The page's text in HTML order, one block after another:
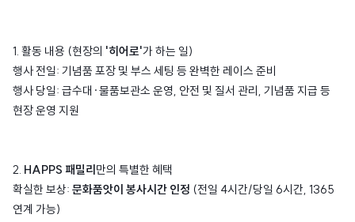
1. 활동 내용 (현장의 '히어로'가 하는 일)
행사 전일: 기념품 포장 및 부스 세팅 등 완벽한 레이스 준비
행사 당일: 급수대·물품보관소 운영, 안전 및 질서 관리, 기념품 지급 등
현장 운영 지원
2. HAPPS 패밀리 만의 특별한 혜택
확실한 보상: 문화품앗이 봉사시간 인정 (전일 4시간/당일 6시간, 1365
연계 가능)